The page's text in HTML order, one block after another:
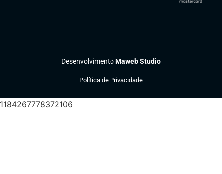
DesenvolvimentoMaweb Studio
Política de Privacidade
1184267778372106